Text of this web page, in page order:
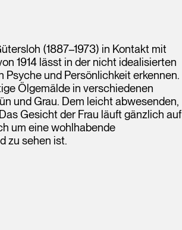
(1887–1973) in Kontakt mit
1914 lässt in der nicht idealisierten
Psyche und Persönlichkeit erkennen.
Ölgemälde in verschiedenen
und Grau. Dem leicht abwesenden,
Gesicht der Frau läuft gänzlich auf
um eine wohlhabende
zu sehen ist.